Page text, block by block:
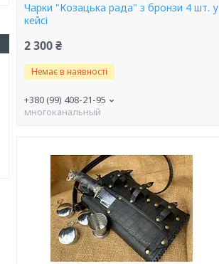
Чарки "Козацька рада" з бронзи 4 шт. у
кейсі
2 300 ₴
Немає в наявності
+380 (99) 408-21-95
многоканальный